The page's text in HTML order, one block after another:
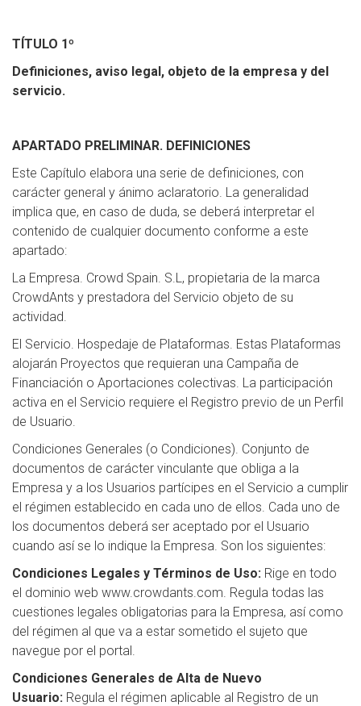
TÍTULO 1º
Definiciones, aviso legal, objeto de la empresa y del
servicio.
APARTADO PRELIMINAR. DEFINICIONES
Este Capítulo elabora una serie de definiciones, con
carácter general y ánimo aclaratorio. La generalidad
implica que, en caso de duda, se deberá interpretar el
contenido de cualquier documento conforme a este
apartado:
La Empresa. Crowd Spain. S.L, propietaria de la marca
CrowdAnts y prestadora del Servicio objeto de su
actividad.
El Servicio. Hospedaje de Plataformas. Estas Plataformas
alojarán Proyectos que requieran una Campaña de
Financiación o Aportaciones colectivas. La participación
activa en el Servicio requiere el Registro previo de un Perfil
de Usuario.
Condiciones Generales (o Condiciones). Conjunto de
documentos de carácter vinculante que obliga a la
Empresa y a los Usuarios partícipes en el Servicio a cumplir
el régimen establecido en cada uno de ellos. Cada uno de
los documentos deberá ser aceptado por el Usuario
cuando así se lo indique la Empresa. Son los siguientes:
Condiciones Legales y Términos de Uso: Rige en todo
el dominio web www.crowdants.com. Regula todas las
cuestiones legales obligatorias para la Empresa, así como
del régimen al que va a estar sometido el sujeto que
navegue por el portal.
Condiciones Generales de Alta de Nuevo
Usuario: Regula el régimen aplicable al Registro de un